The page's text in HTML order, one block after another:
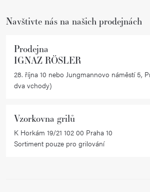
Navštivte nás na našich prodejnách
Prodejna
IGNAZ RÖSLER
28. října 10 nebo Jungmannovo náměstí 5,
dva vchody)
Vzorkovna grilů
K Horkám 19/21 102 00 Praha 10
Sortiment pouze pro grilování